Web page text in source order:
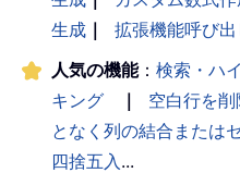
生成 ｜ 拡張機能呼び出
人気の機能： 検索・ハ
キング
｜ 空白行を削
となく列の結合または
四捨五入 ...